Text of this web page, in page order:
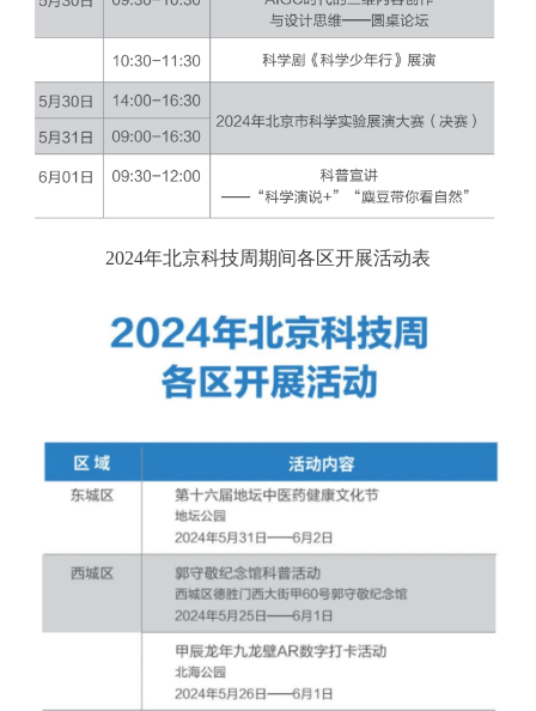
2024年北京科技周期间各区开展活动表